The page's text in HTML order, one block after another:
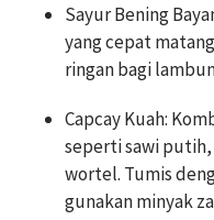
Sayur Bening
yang cepat
ringan bagi
Capcay Kuah:
seperti sawi
wortel. Tumis
gunakan minyak